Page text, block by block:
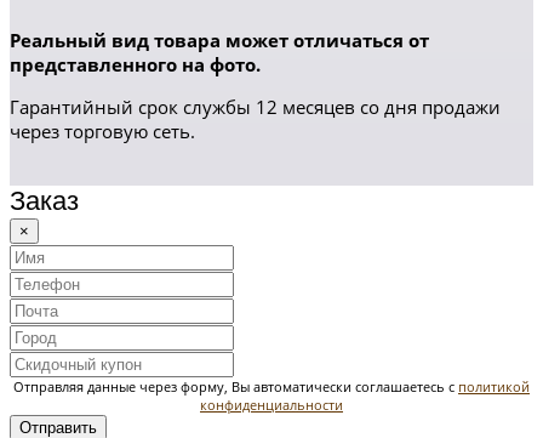
Реальный вид товара может отличаться от
представленного на фото.
Гарантийный срок службы 12 месяцев со дня продажи
через торговую сеть.
Заказ
×
Отправляя данные через форму, Вы автоматически соглашаетесь с политикой
конфиденциальности
Отправить